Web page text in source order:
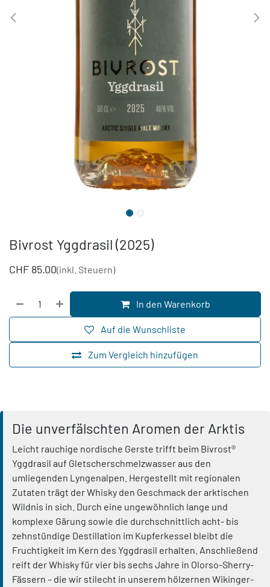
Bivrost Yggdrasil (2025)
CHF 85.00(inkl. Steuern)
In den Warenkorb
Zum Vergleich hinzufügen
Auf die Wunschliste
Die unverfälschten Aromen der Arktis
Leicht rauchige nordische Gerste trifft beim Bivrost®
Yggdrasil auf Gletscherschmelzwasser aus den
umliegenden Lyngenalpen. Hergestellt mit regionalen
Zutaten trägt der Whisky den Geschmack der arktischen
Wildnis in sich. Durch eine ungewöhnlich lange und
komplexe Gärung sowie die durchschnittlich acht- bis
zehnstündige Destillation im Kupferkessel bleibt die
Fruchtigkeit im Kern des Yggdrasil erhalten. Anschließend
reift der Whisky für vier bis sechs Jahre in Olorso-Sherry-
Fässern – die wir stilecht in unserem hölzernen Wikinger-